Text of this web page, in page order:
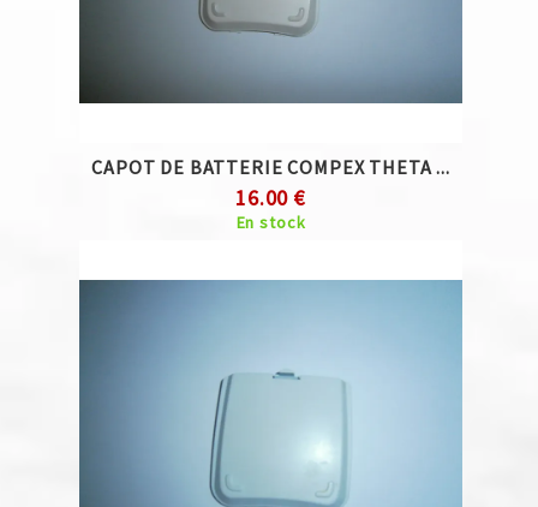
CAPOT DE BATTERIE COMPEX THETA ...
16.00 €
En stock